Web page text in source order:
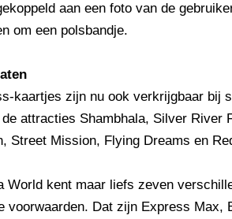
aan een foto van de
om een polsbandje.
kaartjes zijn nu ook verkrijgbaar bij
attracties Shambhala, Silver River
Street Mission, Flying Dreams en
World kent maar liefs zeven
voorwaarden. Dat zijn Express Max,